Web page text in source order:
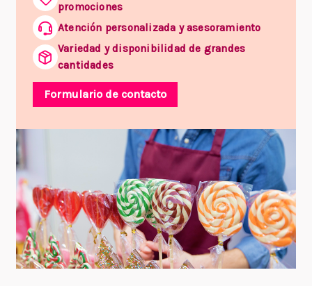
promociones
Atención personalizada y asesoramiento
Variedad y disponibilidad de grandes
cantidades
Formulario de contacto